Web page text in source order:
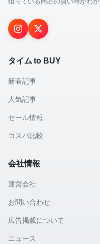
タイム to BUY
新着記事
人気記事
セール情報
コスパ比較
会社情報
運営会社
お問い合わせ
広告掲載について
ニュース